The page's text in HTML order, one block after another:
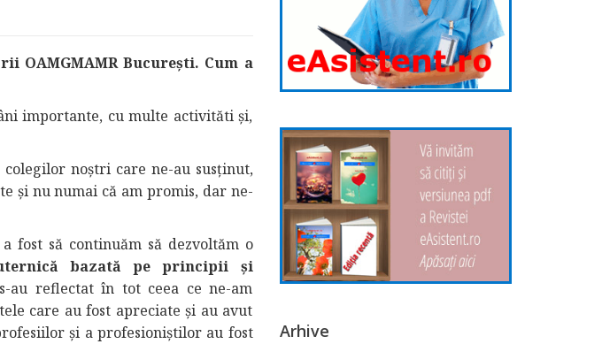
OAMGMAMR București. Cum a
importante, cu multe activităti şi,
noştri care ne-au susţinut,
şi nu numai că am promis, dar ne-
fost să continuăm să dezvoltăm o
bazată pe principii și
au reflectat în tot ceea ce ne-am
care au fost apreciate și au avut
și a profesioniștilor au fost
Arhive